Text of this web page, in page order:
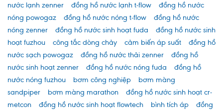
nước lạnh zenner
đồng hồ nước lạnh t-flow
đồng hồ nước
nóng powogaz
đồng hồ nước nóng t-flow
đồng hồ nước
nóng zenner
đồng hồ nước sinh hoạt fuda
đồng hồ nước sinh
hoạt fuzhou
công tắc dòng chảy cảm biến áp suất
đồng hồ
nước sạch powogaz
đồng hồ nước thải zenner
đồng hồ
nước sinh hoạt zenner
đồng hồ nước nóng fuda
đồng hồ
nước nóng fuzhou
bơm công nghiệp
bơm màng
sandpiper
bơm màng marathon
đồng hồ nước sinh hoạt cr-
metcon
đồng hồ nước sinh hoạt flowtech bình tích áp
đồng